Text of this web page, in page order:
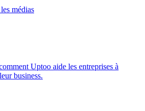
médias
Uptoo aide les entreprises à
business.